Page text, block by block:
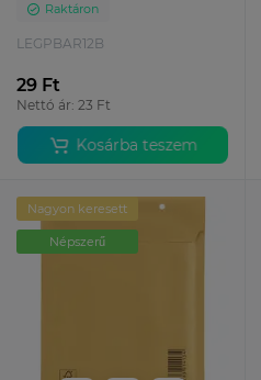
Raktáron
LEGPBAR12B
29 Ft
Nettó ár: 23 Ft
Kosárba teszem
Nagyon keresett
Népszerű